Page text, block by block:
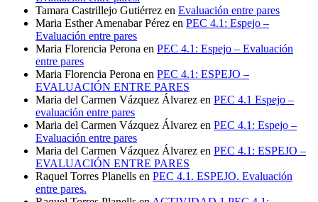
Tamara Castrillejo Gutiérrez en Evaluación entre pares
Maria Esther Amenabar Pérez en PEC 4.1: Espejo –
Evaluación entre pares
Maria Florencia Perona en PEC 4.1: Espejo – Evaluación
entre pares
Maria Florencia Perona en PEC 4.1: ESPEJO –
EVALUACIÓN ENTRE PARES
Maria del Carmen Vázquez Álvarez en PEC 4.1 Espejo –
evaluación entre pares
Maria del Carmen Vázquez Álvarez en PEC 4.1: Espejo –
Evaluación entre pares
Maria del Carmen Vázquez Álvarez en PEC 4.1: ESPEJO –
EVALUACIÓN ENTRE PARES
Raquel Torres Planells en PEC 4.1. ESPEJO. Evaluación
entre pares.